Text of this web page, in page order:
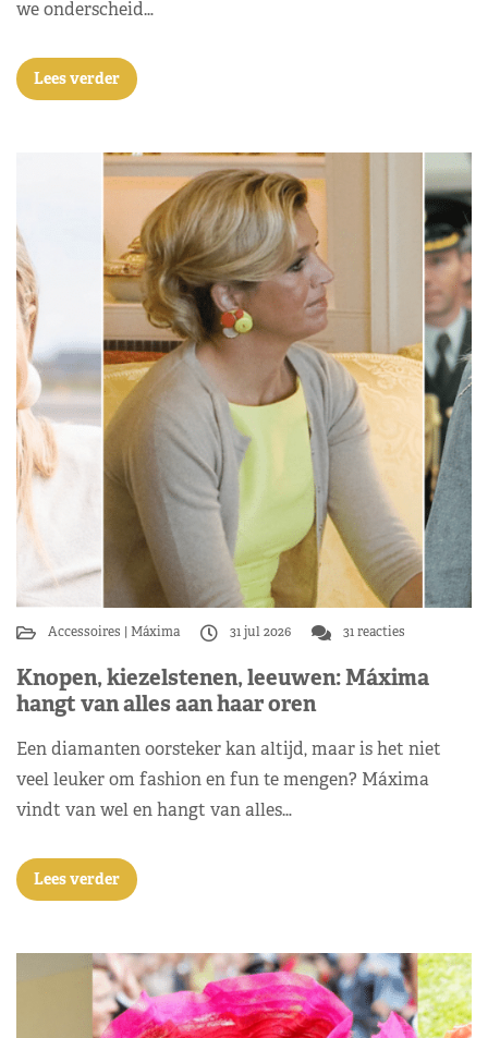
we onderscheid…
Lees verder
Accessoires Máxima 31 jul 2026 31 reacties
Knopen, kiezelstenen, leeuwen: Máxima
hangt van alles aan haar oren
Een diamanten oorsteker kan altijd, maar is het niet
veel leuker om fashion en fun te mengen? Máxima
vindt van wel en hangt van alles…
Lees verder